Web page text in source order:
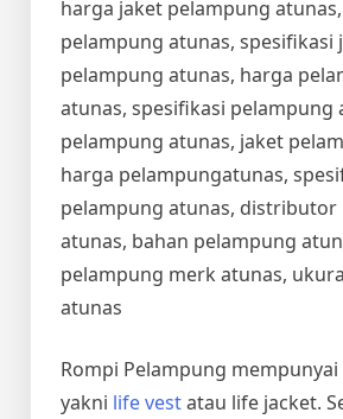
harga jaket pelampung
pelampung atunas, spesifikasi
pelampung atunas, harga
atunas, spesifikasi pelampung
pelampung atunas, jaket
harga pelampungatunas,
pelampung atunas, distributor
atunas, bahan pelampung
pelampung merk atunas,
atunas
Rompi Pelampung
yakni life vestatau life jacket.